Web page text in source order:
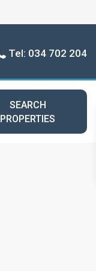
Tel: 034 702 204
SEARCH
PROPERTIES